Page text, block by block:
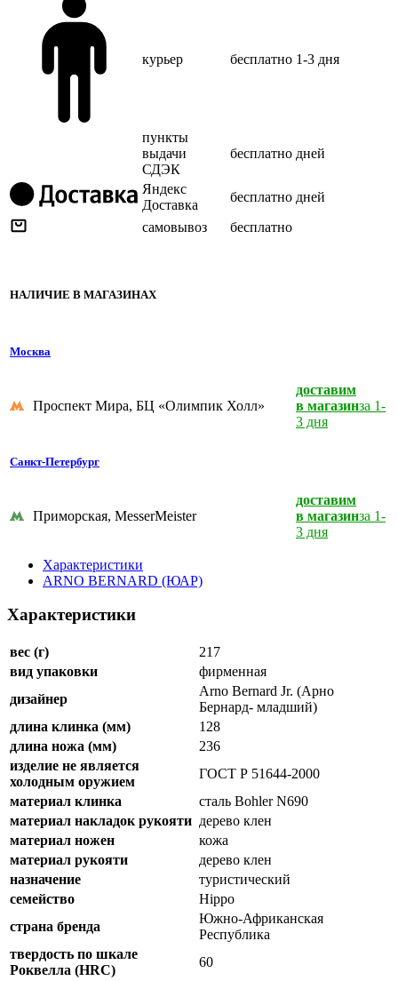
курьер бесплатно 1-3 дня
пункты
выдачи
СДЭК
бесплатно дней
Яндекс
Доставка
бесплатно дней
самовывоз
бесплатно
НАЛИЧИЕ В МАГАЗИНАХ
Москва
Проспект Мира, БЦ «Олимпик Холл»
доставим
в магазинза 1-
3 дня
Санкт-Петербург
Приморская, MesserMeister
доставим
в магазинза 1-
3 дня
Характеристики
ARNO BERNARD (ЮАР)
Характеристики
вес (г)
217
вид упаковки
фирменная
дизайнер
Arno Bernard Jr. (Арно
Бернард- младший)
длина клинка (мм)
128
длина ножа (мм)
236
изделие не является
холодным оружием
ГОСТ Р 51644-2000
материал клинка
сталь Bohler N690
материал накладок рукояти дерево клен
материал ножен
кожа
материал рукояти
дерево клен
назначение
туристический
семейство
Hippo
страна бренда
Южно-Африканская
Республика
твердость по шкале
Роквелла (HRC)
60